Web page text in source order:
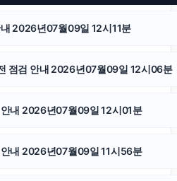
2026년07월09일 12시11분
점검 안내 2026년07월09일 12시06분
내 2026년07월09일 12시01분
내 2026년07월09일 11시56분